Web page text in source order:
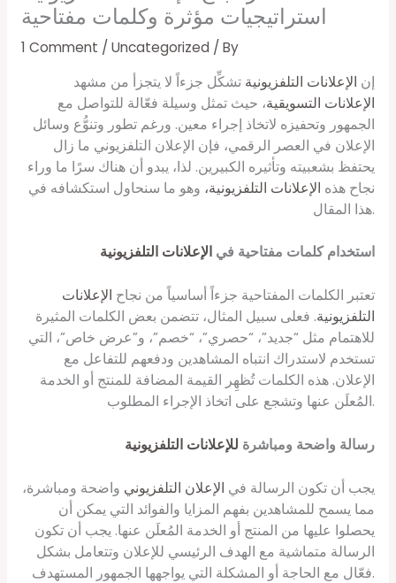
استراتيجيات مؤثرة وكلمات مفتاحية
1 Comment / Uncategorized / By
إن الإعلانات التلفزيونية تشكِّل جزءاً لا يتجزأ من مشهد
الإعلانات التسويقية، حيث تمثل وسيلة فعّالة للتواصل مع
الجمهور وتحفيزه لاتخاذ إجراء معين. ورغم تطور وتنوُّع وسائل
الإعلان في العصر الرقمي، فإن الإعلان التلفزيوني ما زال
يحتفظ بشعبيته وتأثيره الكبيرين. لذا، يبدو أن هناك سرًا ما وراء
نجاح هذه الإعلانات التلفزيونية، وهو ما سنحاول استكشافه في
هذا المقال.
استخدام كلمات مفتاحية في الإعلانات التلفزيونية
تعتبر الكلمات المفتاحية جزءاً أساسياً من نجاح الإعلانات
التلفزيونية. فعلى سبيل المثال، تتضمن بعض الكلمات المثيرة
للاهتمام مثل “جديد”، “حصري”، “خصم”، و”عرض خاص”، التي
تستخدم لاستدراك انتباه المشاهدين ودفعهم للتفاعل مع
الإعلان. هذه الكلمات تُظهِر القيمة المضافة للمنتج أو الخدمة
المُعلَن عنها وتشجع على اتخاذ الإجراء المطلوب.
رسالة واضحة ومباشرة للإعلانات التلفزيونية
يجب أن تكون الرسالة في الإعلان التلفزيوني واضحة ومباشرة،
مما يسمح للمشاهدين بفهم المزايا والفوائد التي يمكن أن
يحصلوا عليها من المنتج أو الخدمة المُعلَن عنها. يجب أن تكون
الرسالة متماشية مع الهدف الرئيسي للإعلان وتتعامل بشكل
فعّال مع الحاجة أو المشكلة التي يواجهها الجمهور المستهدف.